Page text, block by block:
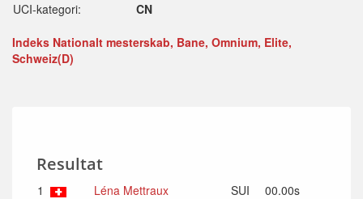
UCI-kategori:
CN
Indeks Nationalt mesterskab, Bane, Omnium, Elite,
Schweiz(D)
Resultat
1 Léna Mettraux SUI
00.00s